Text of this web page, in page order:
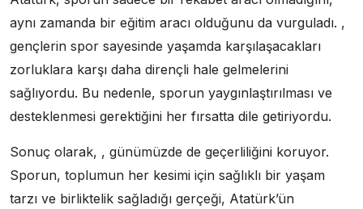
aynı zamanda bir eğitim aracı olduğunu da vurguladı. ,
gençlerin spor sayesinde yaşamda karşılaşacakları
zorluklara karşı daha dirençli hale gelmelerini
sağlıyordu. Bu nedenle, sporun yaygınlaştırılması ve
desteklenmesi gerektiğini her fırsatta dile getiriyordu.
Sonuç olarak, , günümüzde de geçerliliğini koruyor.
Sporun, toplumun her kesimi için sağlıklı bir yaşam
tarzı ve birliktelik sağladığı gerçeği, Atatürk’ün